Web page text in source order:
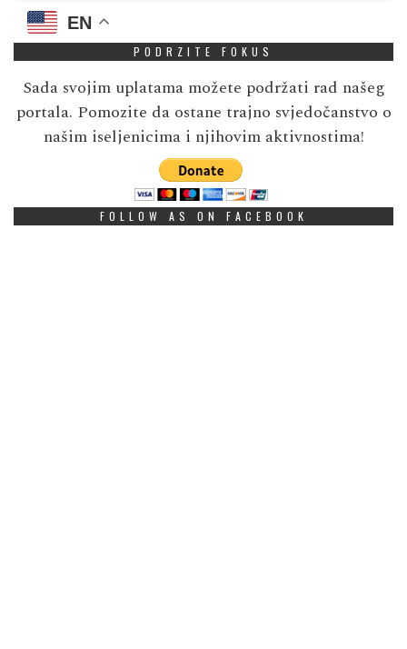
EN
PODRZITE FOKUS
Sada svojim uplatama možete podržati rad našeg
portala. Pomozite da ostane trajno svjedočanstvo o
našim iseljenicima i njihovim aktivnostima!
FOLLOW AS ON FACEBOOK